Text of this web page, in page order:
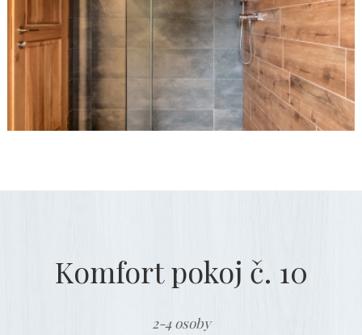
Komfort pokoj č. 10
2-4 osoby